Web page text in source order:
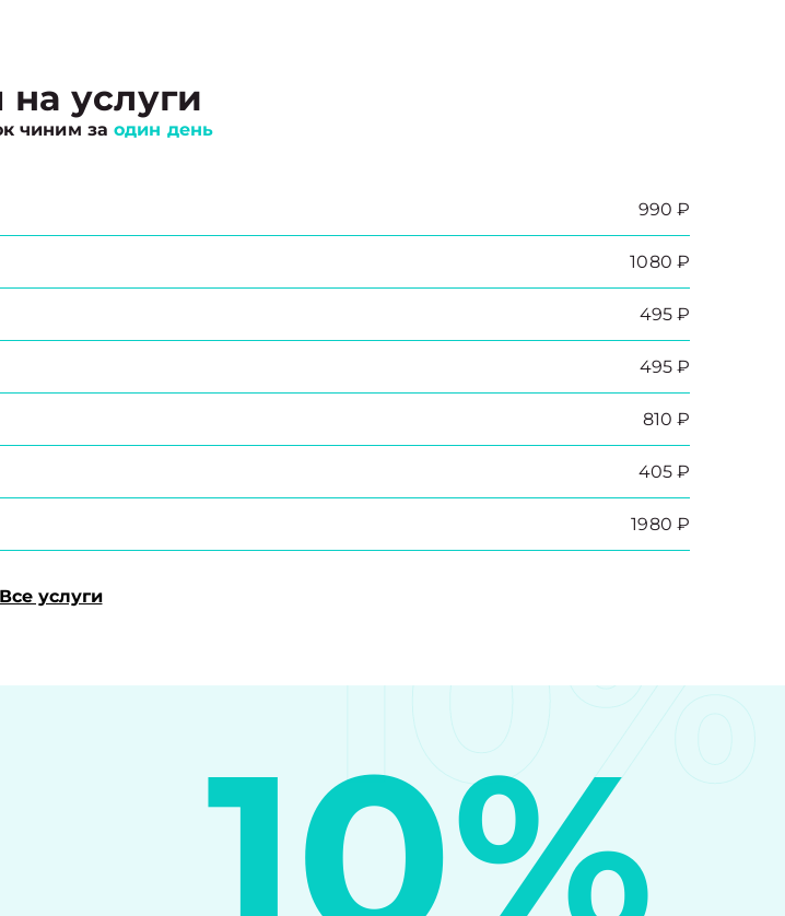
услуги
чиним заодин день
990 ₽
1080 ₽
495 ₽
495 ₽
810 ₽
405 ₽
1980 ₽
Все услуги
10%
10%